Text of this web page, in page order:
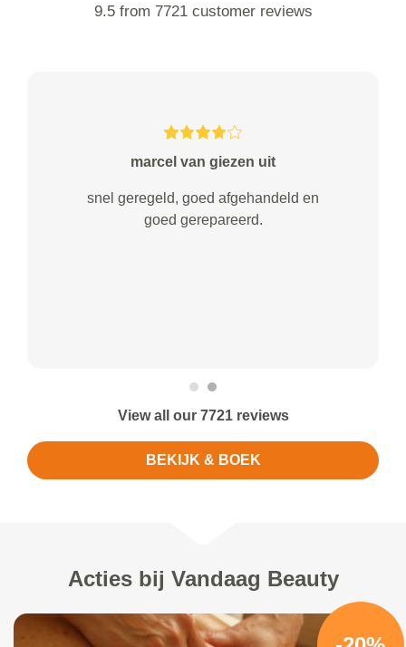
9.5 from 7721 customer reviews
marcel van giezen uit
snel geregeld, goed afgehandeld en
goed gerepareerd.
View all our 7721 reviews
BEKIJK & BOEK
Acties bij Vandaag Beauty